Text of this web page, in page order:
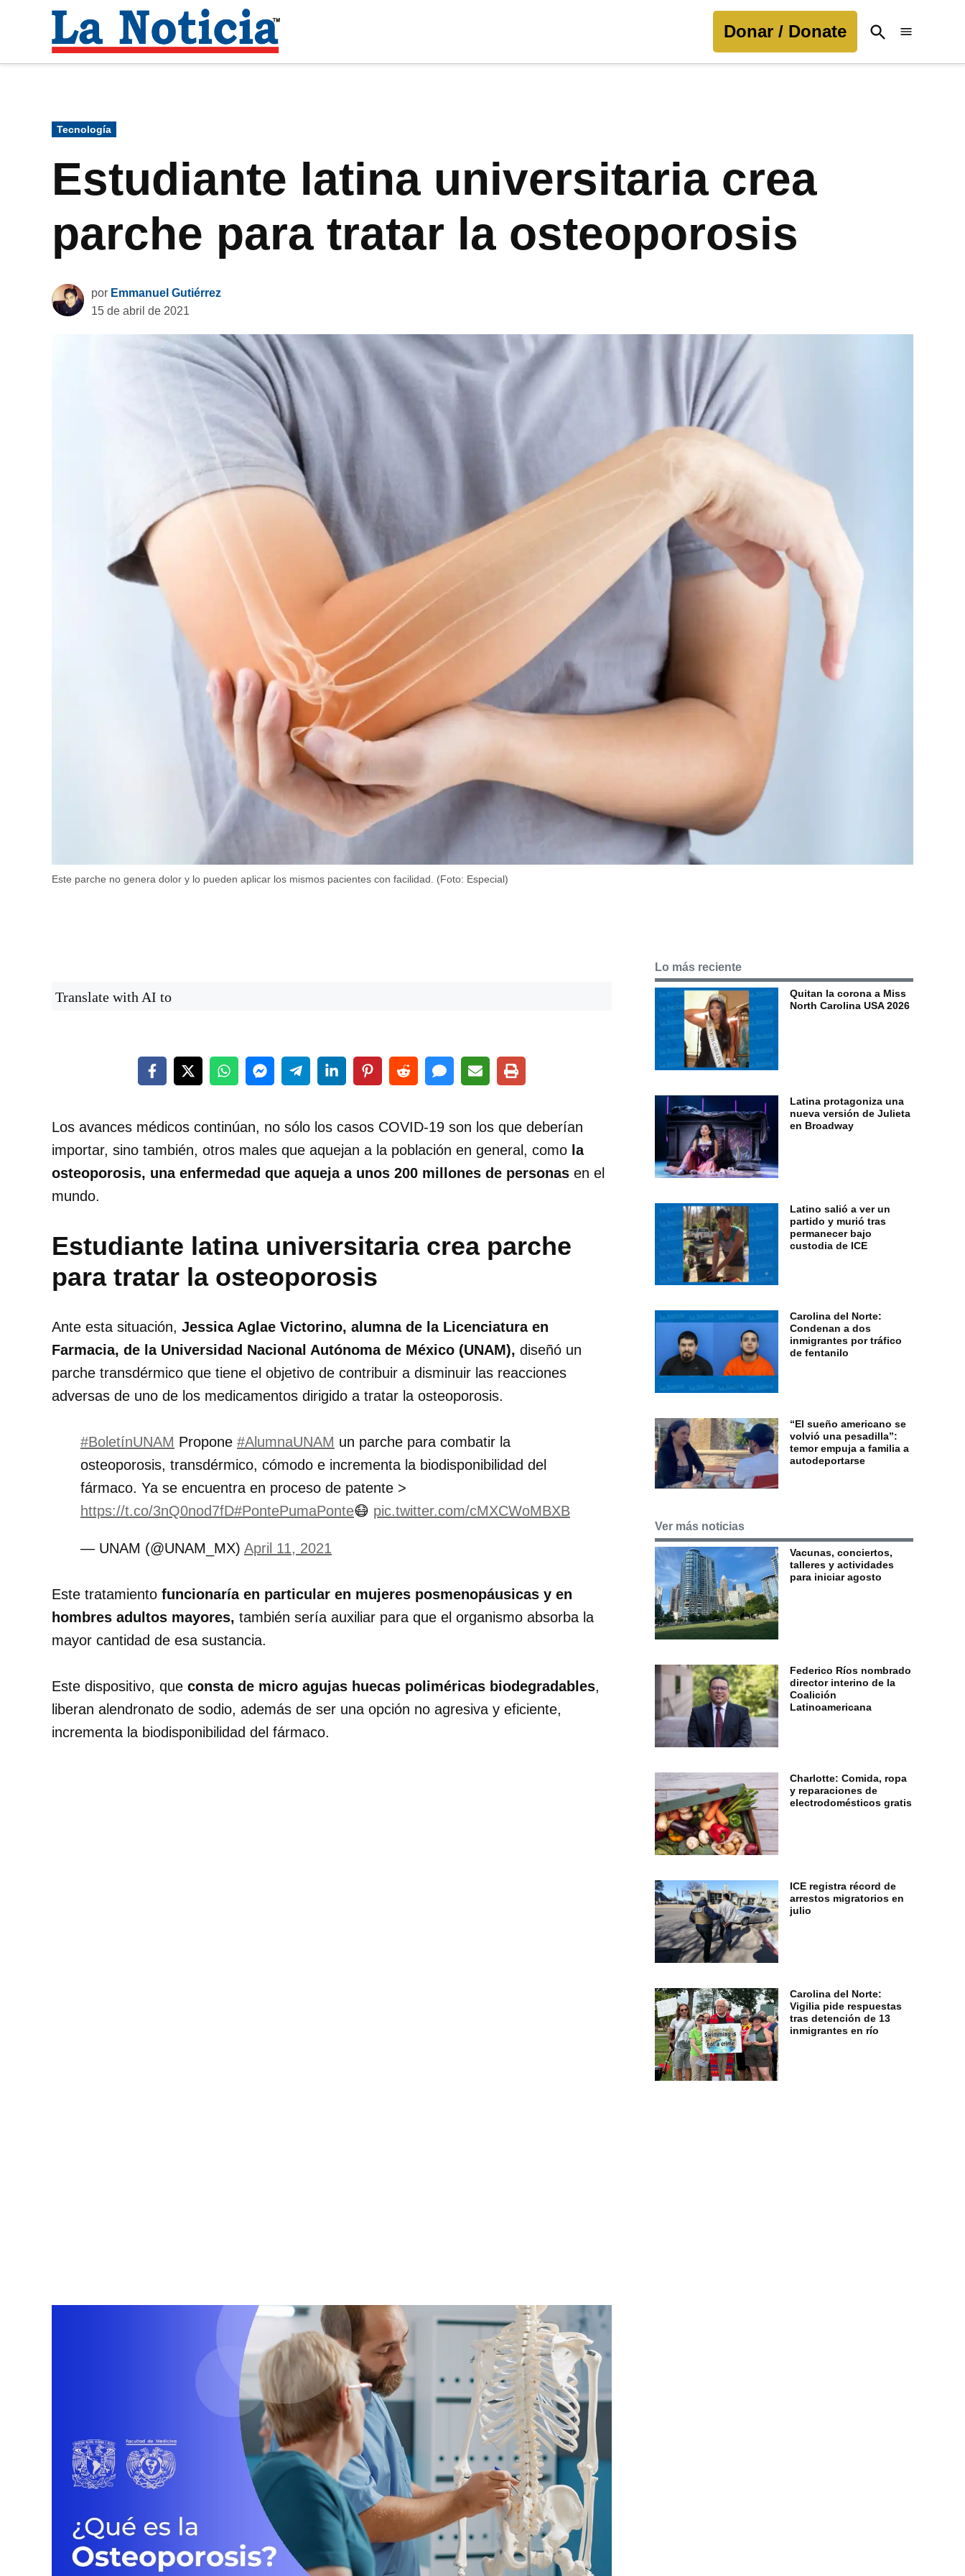
contenido
Noticia
Donar / Donate
Open
Search
Publicado
en
Tecnología
Estudiante latina universitaria crea
parche para tratar la osteoporosis
por Emmanuel Gutiérrez
15 de abril de 2021
Este parche no genera dolor y lo pueden aplicar los mismos pacientes con facilidad. (Foto: Especial)
Translate with AI to
Los avances médicos continúan, no sólo los casos COVID-19 son los que deberían
importar, sino también, otros males que aquejan a la población en general, como la
osteoporosis, una enfermedad que aqueja a unos 200 millones de personas en el
mundo.
Estudiante latina universitaria crea parche
para tratar la osteoporosis
Ante esta situación, Jessica Aglae Victorino, alumna de la Licenciatura en
Farmacia, de la Universidad Nacional Autónoma de México (UNAM), diseñó un
parche transdérmico que tiene el objetivo de contribuir a disminuir las reacciones
adversas de uno de los medicamentos dirigido a tratar la osteoporosis.
#BoletínUNAM Propone #AlumnaUNAM un parche para combatir la
osteoporosis, transdérmico, cómodo e incrementa la biodisponibilidad del
fármaco. Ya se encuentra en proceso de patente >
https://t.co/3nQ0nod7fD#PontePumaPonte😷 pic.twitter.com/cMXCWoMBXB
— UNAM (@UNAM_MX) April 11, 2021
Este tratamiento funcionaría en particular en mujeres posmenopáusicas y en
hombres adultos mayores, también sería auxiliar para que el organismo absorba la
mayor cantidad de esa sustancia.
Este dispositivo, que consta de micro agujas huecas poliméricas biodegradables,
liberan alendronato de sodio, además de ser una opción no agresiva y eficiente,
incrementa la biodisponibilidad del fármaco.
Lo más reciente
Quitan la corona a Miss
North Carolina USA 2026
Latina protagoniza una
nueva versión de Julieta
en Broadway
Latino salió a ver un
partido y murió tras
permanecer bajo
custodia de ICE
Carolina del Norte:
Condenan a dos
inmigrantes por tráfico
de fentanilo
“El sueño americano se
volvió una pesadilla”:
temor empuja a familia a
autodeportarse
Ver más noticias
Vacunas, conciertos,
talleres y actividades
para iniciar agosto
Federico Ríos nombrado
director interino de la
Coalición
Latinoamericana
Charlotte: Comida, ropa
y reparaciones de
electrodomésticos gratis
ICE registra récord de
arrestos migratorios en
julio
Carolina del Norte:
Vigilia pide respuestas
tras detención de 13
inmigrantes en río